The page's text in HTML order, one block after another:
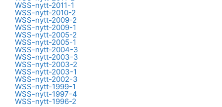
WSS-nytt-2011-1
WSS-nytt-2010-2
WSS-nytt-2009-2
WSS-nytt-2009-1
WSS-nytt-2005-2
WSS-nytt-2005-1
WSS-nytt-2004-3
WSS-nytt-2003-3
WSS-nytt-2003-2
WSS-nytt-2003-1
WSS-nytt-2002-3
WSS-nytt-1999-1
WSS-nytt-1997-4
WSS-nytt-1996-2